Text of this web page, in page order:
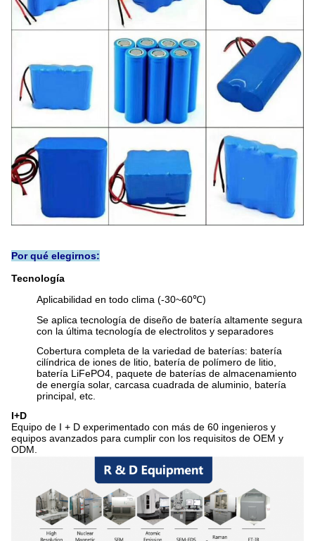
Por qué elegirnos:
Tecnología
Aplicabilidad en todo clima (-30~60℃)
Se aplica tecnología de diseño de batería altamente segura
con la última tecnología de electrolitos y separadores
Cobertura completa de la variedad de baterías: batería
cilíndrica de iones de litio, batería de polímero de litio,
batería LiFePO4, paquete de baterías de almacenamiento
de energía solar, carcasa cuadrada de aluminio, batería
principal, etc.
I+D
Equipo de I + D experimentado con más de 60 ingenieros y
equipos avanzados para cumplir con los requisitos de OEM y
ODM.